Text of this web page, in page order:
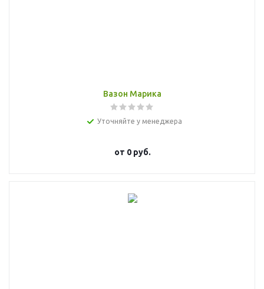
Вазон Марика
Уточняйте у менеджера
от 0 руб.